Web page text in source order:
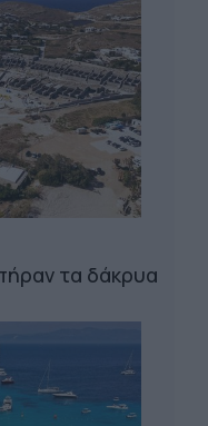
τα δάκρυα